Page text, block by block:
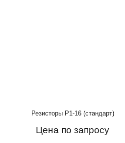
Резисторы Р1-16 (стандарт)
Цена по запросу